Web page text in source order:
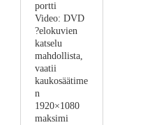
portti
Video: DVD
?elokuvien
katselu
mahdollista,
vaatii
kaukosäätime
n
1920×1080
maksimi